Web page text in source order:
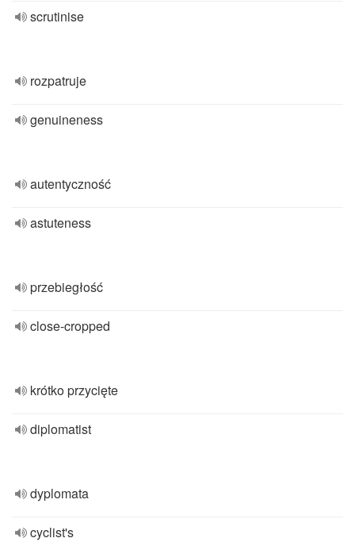
scrutinise
rozpatruje
genuineness
autentyczność
astuteness
przebiegłość
close-cropped
krótko przycięte
diplomatist
dyplomata
cyclist's